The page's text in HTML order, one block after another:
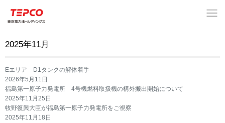
2025年11月
Eエリア D1タンクの解体着手
2026年5月11日
福島第一原子力発電所 4号機燃料取扱機の構外搬出開始について
2025年11月25日
牧野復興大臣が福島第一原子力発電所をご視察
2025年11月18日